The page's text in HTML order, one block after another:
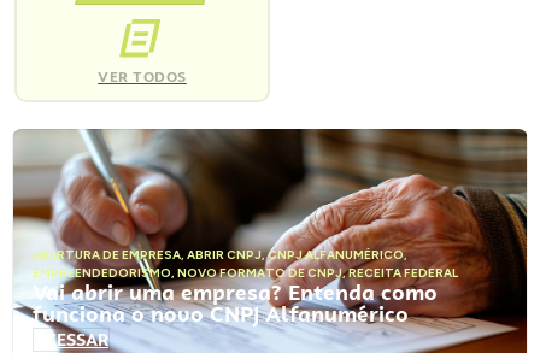
VER TODOS
ABERTURA DE EMPRESA, ABRIR CNPJ,CNPJ ALFANUMÉRICO,
EMPREENDEDORISMO, NOVO FORMATO DE CNPJ,RECEITA FEDERAL
Vai abrir uma empresa? Entenda como
funciona o novo CNPJ Alfanumérico
ACESSAR